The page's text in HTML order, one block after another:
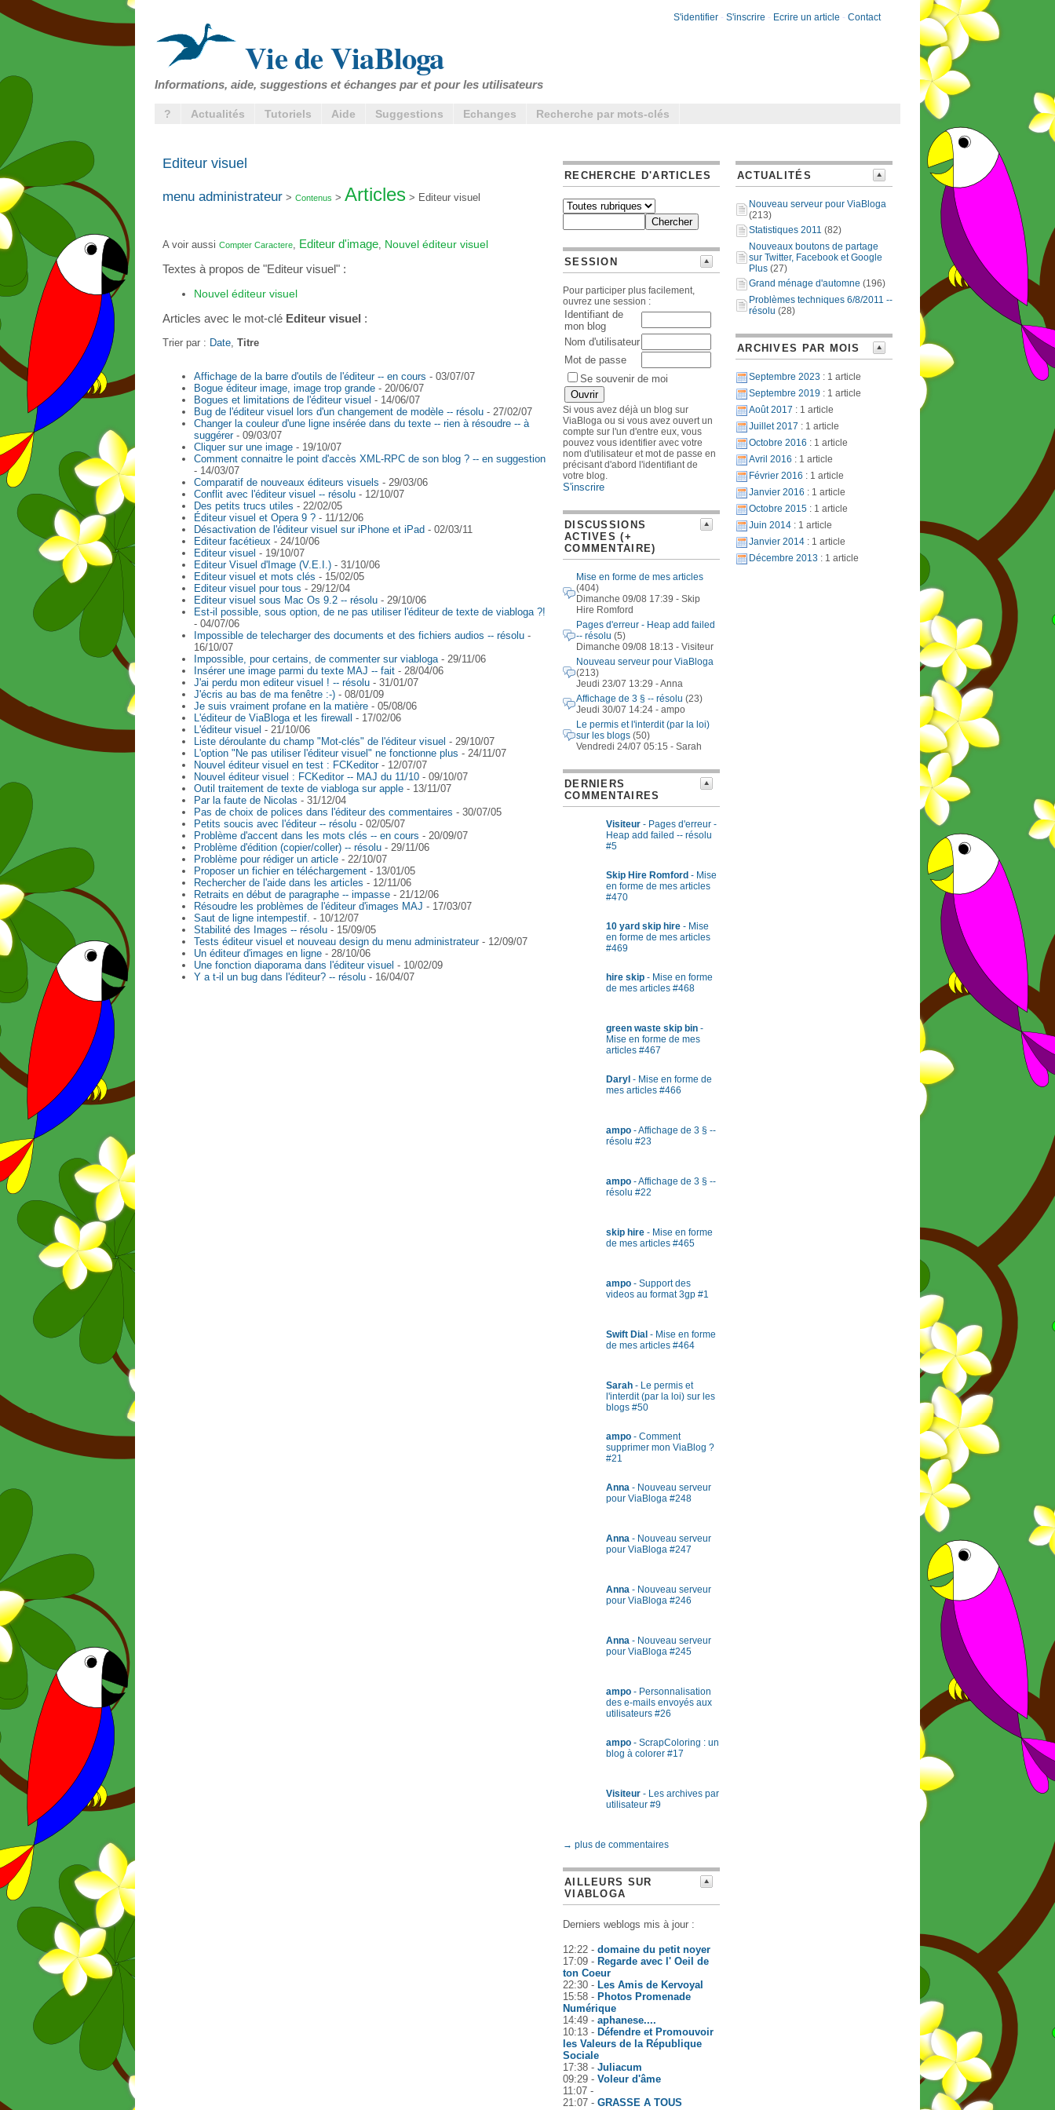
S'identifier - S'inscrire - Ecrire un article - Contact
Vie de ViaBloga
Informations, aide, suggestions et échanges par et pour les utilisateurs
? Actualités Tutoriels Aide Suggestions Echanges Recherche par mots-clés
Editeur visuel
menu administrateur > Contenus > Articles > Editeur visuel
A voir aussi Compter Caractere, Editeur d'image, Nouvel éditeur visuel
Textes à propos de "Editeur visuel" :
Nouvel éditeur visuel
Articles avec le mot-clé Editeur visuel :
Trier par : Date, Titre
Affichage de la barre d'outils de l'éditeur -- en cours - 03/07/07
Bogue éditeur image, image trop grande - 20/06/07
Bogues et limitations de l'éditeur visuel - 14/06/07
Bug de l'éditeur visuel lors d'un changement de modèle -- résolu - 27/02/07
Changer la couleur d'une ligne insérée dans du texte -- rien à résoudre -- à
suggérer- 09/03/07
Cliquer sur une image - 19/10/07
Comment connaitre le point d'accès XML-RPC de son blog ? -- en suggestion
- 14/03/07
Comparatif de nouveaux éditeurs visuels - 29/03/06
Conflit avec l'éditeur visuel -- résolu - 12/10/07
Des petits trucs utiles - 22/02/05
Éditeur visuel et Opera 9 ? - 11/12/06
Désactivation de l'éditeur visuel sur iPhone et iPad - 02/03/11
Editeur facétieux - 24/10/06
Editeur visuel - 19/10/07
Editeur Visuel d'Image (V.E.I.) - 31/10/06
Editeur visuel et mots clés - 15/02/05
Editeur visuel pour tous - 29/12/04
Editeur visuel sous Mac Os 9.2 -- résolu - 29/10/06
Est-il possible, sous option, de ne pas utiliser l'éditeur de texte de viabloga ?!
- 04/07/06
Impossible de telecharger des documents et des fichiers audios -- résolu -
16/10/07
Impossible, pour certains, de commenter sur viabloga - 29/11/06
Insérer une image parmi du texte MAJ -- fait - 28/04/06
J'ai perdu mon editeur visuel ! -- résolu - 31/01/07
J'écris au bas de ma fenêtre :-) - 08/01/09
Je suis vraiment profane en la matière - 05/08/06
L'éditeur de ViaBloga et les firewall
- 17/02/06
L'éditeur visuel - 21/10/06
Liste déroulante du champ "Mot-clés" de l'éditeur visuel - 29/10/07
L'option "Ne pas utiliser l'éditeur visuel" ne fonctionne plus - 24/11/07
Nouvel éditeur visuel en test : FCKeditor- 12/07/07
Nouvel éditeur visuel : FCKeditor -- MAJ du 11/10 - 09/10/07
Outil traitement de texte de viabloga sur apple - 13/11/07
Par la faute de Nicolas - 31/12/04
Pas de choix de polices dans l'éditeur des commentaires - 30/07/05
Petits soucis avec l'éditeur -- résolu - 02/05/07
Problème d'accent dans les mots clés -- en cours - 20/09/07
Problème d'édition (copier/coller) -- résolu - 29/11/06
Problème pour rédiger un article - 22/10/07
Proposer un fichier en téléchargement - 13/01/05
Rechercher de l'aide dans les articles - 12/11/06
Retraits en début de paragraphe -- impasse - 21/12/06
Résoudre les problèmes de l'éditeur d'images MAJ - 17/03/07
Saut de ligne intempestif. - 10/12/07
Stabilité des Images -- résolu - 15/09/05
Tests éditeur visuel et nouveau design du menu administrateur- 12/09/07
Un éditeur d'images en ligne - 28/10/06
Une fonction diaporama dans l'éditeur visuel - 10/02/09
Y a t-il un bug dans l'éditeur? -- résolu - 16/04/07
RECHERCHE D'ARTICLES
SESSION
Pour participer plus facilement,
ouvrez une session :
Identifiant de
mon blog
Nom d'utilisateur
Mot de passe
Se souvenir de moi
Si vous avez déjà un blog sur
ViaBloga ou si vous avez ouvert un
compte sur l'un d'entre eux, vous
pouvez vous identifier avec votre
nom d'utilisateur et mot de passe en
précisant d'abord l'identifiant de
votre blog.
S'inscrire
DISCUSSIONS
ACTIVES (+
COMMENTAIRE)
Mise en forme de mes articles
(404)
Dimanche 09/08 17:39 - Skip
Hire Romford
Pages d'erreur - Heap add failed
-- résolu (5)
Dimanche 09/08 18:13 - Visiteur
Nouveau serveur pour ViaBloga
(213)
Jeudi 23/07 13:29 - Anna
Affichage de 3 § -- résolu (23)
Jeudi 30/07 14:24 - ampo
Le permis et l'interdit (par la loi)
sur les blogs (50)
Vendredi 24/07 05:15 - Sarah
DERNIERS
COMMENTAIRES
Visiteur - Pages d'erreur -
Heap add failed -- résolu
#5
Skip Hire Romford - Mise
en forme de mes articles
#470
10 yard skip hire - Mise
en forme de mes articles
#469
hire skip - Mise en forme
de mes articles #468
green waste skip bin -
Mise en forme de mes
articles #467
Daryl - Mise en forme de
mes articles #466
ampo - Affichage de 3 § --
résolu #23
ampo - Affichage de 3 § --
résolu #22
skip hire - Mise en forme
de mes articles #465
ampo - Support des
videos au format 3gp #1
Swift Dial - Mise en forme
de mes articles #464
Sarah - Le permis et
l'interdit (par la loi) sur les
blogs #50
ampo - Comment
supprimer mon ViaBlog ?
#21
Anna - Nouveau serveur
pour ViaBloga #248
Anna - Nouveau serveur
pour ViaBloga #247
Anna - Nouveau serveur
pour ViaBloga #246
Anna - Nouveau serveur
pour ViaBloga #245
ampo - Personnalisation
des e-mails envoyés aux
utilisateurs #26
ampo - ScrapColoring : un
blog à colorer #17
Visiteur - Les archives par
utilisateur #9
→ plus de commentaires
AILLEURS SUR
VIABLOGA
Derniers weblogs mis à jour :
12:22 - domaine du petit noyer
17:09 - Regarde avec l' Oeil de
ton Coeur
22:30 - Les Amis de Kervoyal
15:58 - Photos Promenade
Numérique
14:49 - aphanese....
10:13 - Défendre et Promouvoir
les Valeurs de la République
Sociale
17:38 - Juliacum
09:29 - Voleur d'âme
11:07 -
21:07 - GRASSE A TOUS
ACTUALITÉS
Nouveau serveur pour ViaBloga
(213)
Statistiques 2011 (82)
Nouveaux boutons de partage
sur Twitter, Facebook et Google
Plus (27)
Grand ménage d'automne (196)
Problèmes techniques 6/8/2011 --
résolu (28)
ARCHIVES PAR MOIS
Septembre 2023 : 1 article
Septembre 2019 : 1 article
Août 2017 : 1 article
Juillet 2017 : 1 article
Octobre 2016 : 1 article
Avril 2016 : 1 article
Février 2016 : 1 article
Janvier 2016 : 1 article
Octobre 2015 : 1 article
Juin 2014 : 1 article
Janvier 2014 : 1 article
Décembre 2013 : 1 article